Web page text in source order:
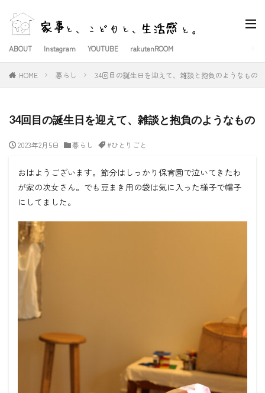
ABOUT Instagram YOUTUBE rakutenROOM
HOME 暮らし 34回目の誕生日を迎えて、雑談と抱負のようなもの
34回目の誕生日を迎えて、雑談と抱負のようなもの
2023年2月5日 暮らし #ひとりごと
おはようございます。節分はしっかり保育園で泣いてきたわ
が家の次女さん。でも豆まき用の袋は気に入った様子で帽子
にしてました。